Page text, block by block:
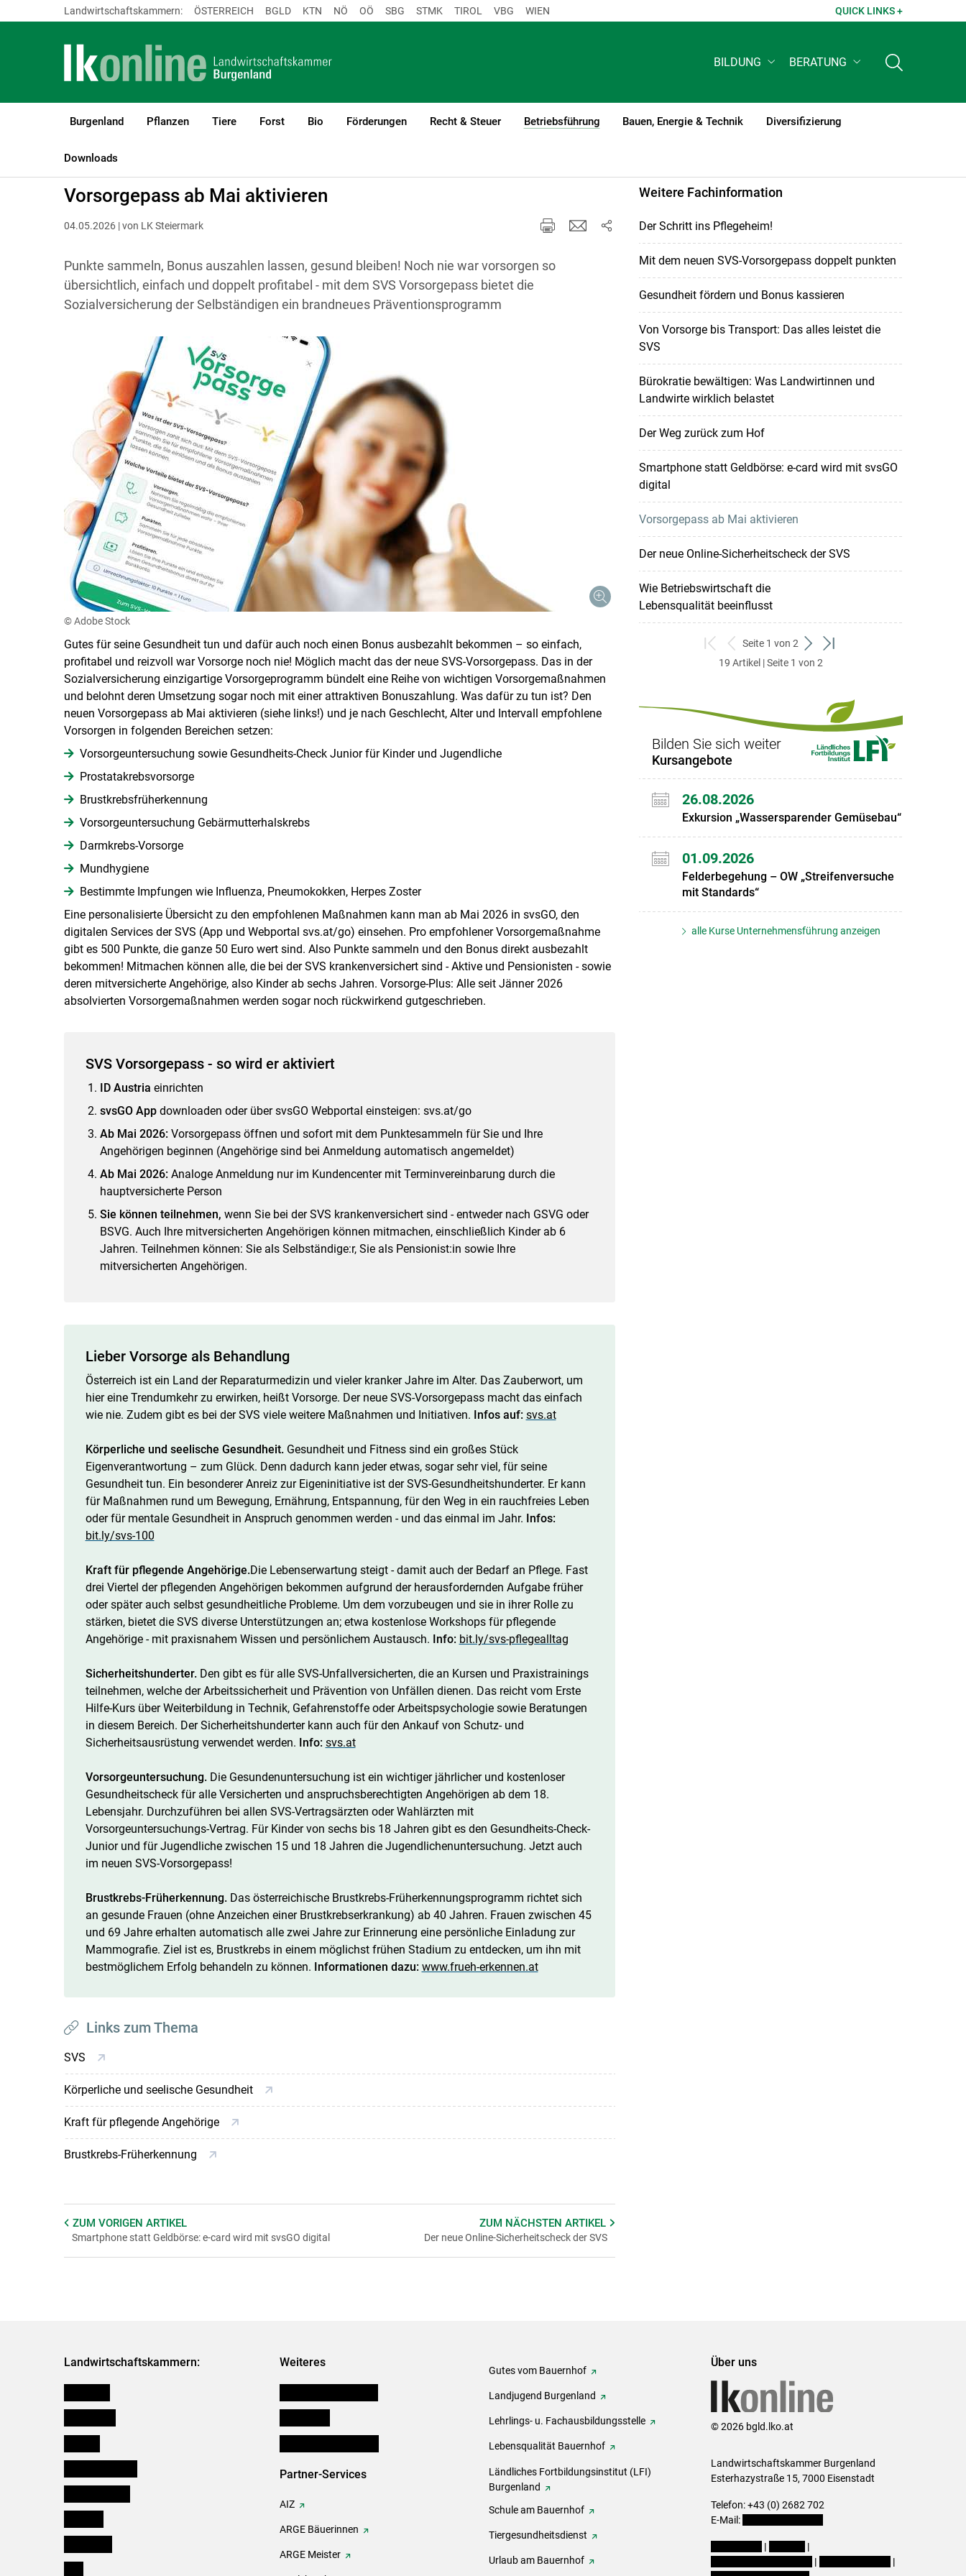
Landwirtschaftskammern: ÖSTERREICH BGLD KTN NÖ OÖ SBG STMK TIROL VBG WIEN QUICK LINKS +
BILDUNG BERATUNG
Burgenland Pflanzen Tiere Forst Bio Förderungen Recht & Steuer Betriebsführung
(current)1
Bauen, Energie & Technik Diversifizierung
Downloads
LK Burgenland
Vorsorgepass ab Mai aktivieren
04.05.2026 | von LK Steiermark
Punkte sammeln, Bonus auszahlen lassen, gesund bleiben! Noch nie war vorsorgen so
übersichtlich, einfach und doppelt profitabel - mit dem SVS Vorsorgepass bietet die
Sozialversicherung der Selbständigen ein brandneues Präventionsprogramm
© Adobe Stock
Gutes für seine Gesundheit tun und dafür auch noch einen Bonus ausbezahlt bekommen – so einfach,
profitabel und reizvoll war Vorsorge noch nie! Möglich macht das der neue SVS-Vorsorgepass. Das in der
Sozialversicherung einzigartige Vorsorgeprogramm bündelt eine Reihe von wichtigen Vorsorgemaßnahmen
und belohnt deren Umsetzung sogar noch mit einer attraktiven Bonuszahlung. Was dafür zu tun ist? Den
neuen Vorsorgepass ab Mai aktivieren (siehe links!) und je nach Geschlecht, Alter und Intervall empfohlene
Vorsorgen in folgenden Bereichen setzen:
Vorsorgeuntersuchung sowie Gesundheits-Check Junior für Kinder und Jugendliche
Prostatakrebsvorsorge
Brustkrebsfrüherkennung
Vorsorgeuntersuchung Gebärmutterhalskrebs
Darmkrebs-Vorsorge
Mundhygiene
Bestimmte Impfungen wie Influenza, Pneumokokken, Herpes Zoster
Eine personalisierte Übersicht zu den empfohlenen Maßnahmen kann man ab Mai 2026 in svsGO, den
digitalen Services der SVS (App und Webportal svs.at/go) einsehen. Pro empfohlener Vorsorgemaßnahme
gibt es 500 Punkte, die ganze 50 Euro wert sind. Also Punkte sammeln und den Bonus direkt ausbezahlt
bekommen! Mitmachen können alle, die bei der SVS krankenversichert sind - Aktive und Pensionisten - sowie
deren mitversicherte Angehörige, also Kinder ab sechs Jahren. Vorsorge-Plus: Alle seit Jänner 2026
absolvierten Vorsorgemaßnahmen werden sogar noch rückwirkend gutgeschrieben.
SVS Vorsorgepass - so wird ­er aktiviert
ID Austria einrichten
svsGO Appdownloaden oder über svsGO Webportal einsteigen: svs.at/go
Ab Mai 2026: Vorsorgepass öffnen und sofort mit dem Punktesammeln für Sie und Ihre
Angehörigen beginnen (Angehörige sind bei Anmeldung automatisch angemeldet)
Ab Mai 2026: Analoge Anmeldung nur im Kundencenter mit Terminvereinbarung durch die
hauptversicherte Person
Sie können teilnehmen, wenn Sie bei der SVS krankenversichert sind - entweder nach GSVG oder
BSVG. Auch Ihre mitversicherten Angehörigen können mitmachen, einschließlich Kinder ab 6
Jahren. Teilnehmen können: Sie als Selbständige:r, Sie als Pensionist:in sowie Ihre
mitversicherten Angehörigen.
Lieber Vorsorge als Behandlung
Österreich ist ein Land der Reparaturmedizin und vieler kranker Jahre im Alter. Das Zauberwort, um
hier eine Trendumkehr zu erwirken, heißt Vorsorge. Der neue SVS-Vorsorgepass macht das einfach
wie nie. Zudem gibt es bei der SVS viele weitere Maßnahmen und Initiativen. Infos auf: svs.at
Körperliche und seelische Gesundheit. Gesundheit und Fitness sind ein großes Stück
Eigenverantwortung – zum Glück. Denn dadurch kann jeder etwas, sogar sehr viel, für seine
Gesundheit tun. Ein besonderer Anreiz zur Eigeninitiative ist der SVS-Gesundheitshunderter. Er kann
für Maßnahmen rund um Bewegung, Ernährung, Entspannung, für den Weg in ein rauchfreies Leben
oder für mentale Gesundheit in Anspruch genommen werden - und das einmal im Jahr. Infos:
bit.ly/svs-100​​​​​​​
Kraft für pflegende Angehörige.Die Lebenserwartung steigt - damit auch der Bedarf an Pflege. Fast
drei Viertel der pflegenden Angehörigen bekommen aufgrund der herausfordernden Aufgabe früher
oder später auch selbst gesundheitliche Probleme. Um dem vorzubeugen und sie in ihrer Rolle zu
stärken, bietet die SVS diverse Unterstützungen an; etwa kostenlose Workshops für pflegende
Angehörige - mit praxisnahem Wissen und persönlichem Austausch. Info: bit.ly/svs-pflegealltag
​​​​​​​Sicherheitshunderter.Den gibt es für alle SVS-Unfallversicherten, die an Kursen und Praxistrainings
teilnehmen, welche der Arbeitssicherheit und Prävention von Unfällen dienen. Das reicht vom Erste
Hilfe-Kurs über Weiterbildung in Technik, Gefahrenstoffe oder Arbeitspsychologie sowie Beratungen
in diesem Bereich. Der Sicherheitshunderter kann auch für den Ankauf von Schutz- und
Sicherheitsausrüstung verwendet werden. Info: svs.at
Vorsorgeuntersuchung.Die Gesunden­untersuchung ist ein wichtiger jährlicher und kostenloser
Gesundheitscheck für alle Versicherten und anspruchsberechtigten Angehörigen ab dem 18.
Lebensjahr. Durchzuführen bei allen SVS-Vertragsärzten oder Wahlärzten mit
Vorsorgeuntersuchungs-Vertrag. Für Kinder von sechs bis 18 Jahren gibt es den Gesundheits-Check-
Junior und für Jugendliche zwischen 15 und 18 Jahren die Jugendlichenuntersuchung. Jetzt auch
im neuen SVS-Vorsorgepass!
Brustkrebs-Früherkennung. Das österreichische Brustkrebs-Früherkennungsprogramm richtet sich
an gesunde Frauen (ohne Anzeichen einer Brustkrebserkrankung) ab 40 Jahren. Frauen zwischen 45
und 69 Jahre erhalten automatisch alle zwei Jahre zur Erinnerung eine persönliche Einladung zur
Mammografie. Ziel ist es, Brustkrebs in einem möglichst frühen Stadium zu entdecken, um ihn mit
bestmöglichem Erfolg behandeln zu können. Informationen dazu: www.frueh-erkennen.at
Links zum Thema
SVS
Körperliche und seelische Gesundheit
Kraft für pflegende Angehörige
Brustkrebs-Früherkennung
ZUM VORIGEN ARTIKEL
Smartphone statt Geldbörse: e-card wird mit svsGO digital
ZUM NÄCHSTENARTIKEL
Der neue Online-Sicherheitscheck der SVS
Weitere Fachinformation
Der Schritt ins Pflegeheim!
Mit dem neuen SVS-Vorsorgepass doppelt punkten
Gesundheit fördern und Bonus kassieren
Von Vorsorge bis Transport: Das alles leistet die
SVS
Bürokratie bewältigen: Was Landwirtinnen und
Landwirte wirklich belastet
Der Weg zurück zum Hof
Smartphone statt Geldbörse: e-card wird mit svsGO
digital
Vorsorgepass ab Mai aktivieren
Der neue Online-Sicherheitscheck der SVS
Wie Betriebswirtschaft die
Lebensqualität beeinflusst
zum
ersten
zurück
zum
Seite 1 von 2
weiter
zum
zum
19 Artikel | Seite 1 von 2
Bilden Sie sich weiter
Kursangebote
26.08.2026
Exkursion „Wassersparender Gemüsebau“
01.09.2026
Felderbegehung – OW „Streifenversuche
mit Standards“
alle Kurse Unternehmensführung anzeigen
Landwirtschaftskammern: Weiteres
Partner-Services
AIZ
ARGE Bäuerinnen
ARGE Meister
Gutes vom Bauernhof
Landjugend Burgenland
Lehrlings- u. Fachausbildungsstelle
Lebensqualität Bauernhof
Ländliches Fortbildungsinstitut (LFI)
Burgenland
Schule am Bauernhof
Tiergesundheitsdienst
Urlaub am Bauernhof
Über uns
© 2026 bgld.lko.at
Landwirtschaftskammer Burgenland
Esterhazystraße 15, 7000 Eisenstadt
Telefon: +43 (0) 2682 702
E-Mail:
|
|
|
|